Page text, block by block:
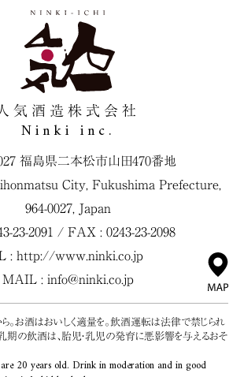
気酒造株式会社
Ninki inc.
福島県二本松市山田470番地
City, Fukushima Prefecture,
964-0027, Japan
23-2091 / FAX : 0243-23-2098
: http://www.ninki.co.jp
MAIL : info@ninki.co.jp
。お酒はおいしく適量を。飲酒運転は法律で禁じられ
期の飲酒は、胎児・乳児の発育に悪影響を与えるおそ
20 years old. Drink in moderation and in good